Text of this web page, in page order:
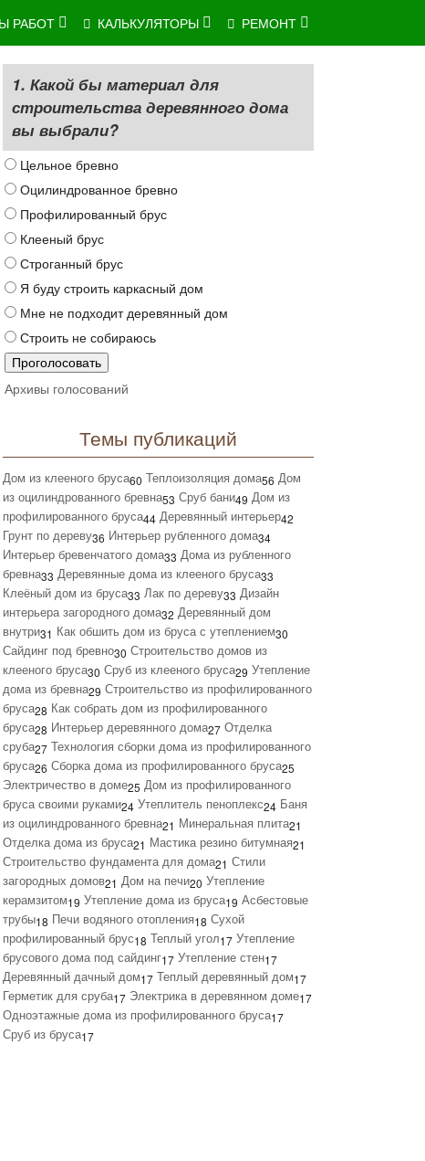
РАБОТ КАЛЬКУЛЯТОРЫ РЕМОНТ
1. Какой бы материал для
строительства деревянного дома
вы выбрали?
Цельное бревно
Оцилиндрованное бревно
Профилированный брус
Клееный брус
Строганный брус
Я буду строить каркасный дом
Мне не подходит деревянный дом
Строить не собираюсь
Архивы голосований
Темы публикаций
Дом из клееного бруса60 Теплоизоляция дома56 Дом
из оцилиндрованного бревна53 Сруб бани49 Дом из
профилированного бруса44 Деревянный интерьер42
Грунт по дереву36 Интерьер рубленного дома34
Интерьер бревенчатого дома33 Дома из рубленного
бревна33 Деревянные дома из клееного бруса33
Клеёный дом из бруса33 Лак по дереву33 Дизайн
интерьера загородного дома32 Деревянный дом
внутри31 Как обшить дом из бруса с утеплением30
Сайдинг под бревно30 Строительство домов из
клееного бруса30 Сруб из клееного бруса29 Утепление
дома из бревна29 Строительство из профилированного
бруса28 Как собрать дом из профилированного
бруса28 Интерьер деревянного дома27 Отделка
сруба27 Технология сборки дома из профилированного
бруса26 Сборка дома из профилированного бруса25
Электричество в доме25 Дом из профилированного
бруса своими руками24 Утеплитель пеноплекс24 Баня
из оцилиндрованного бревна21 Минеральная плита21
Отделка дома из бруса21 Мастика резино битумная21
Строительство фундамента для дома21 Стили
загородных домов21 Дом на печи20 Утепление
керамзитом19 Утепление дома из бруса19 Асбестовые
трубы18 Печи водяного отопления18 Сухой
профилированный брус18 Теплый угол17 Утепление
брусового дома под сайдинг17 Утепление стен17
Деревянный дачный дом17 Теплый деревянный дом17
Герметик для сруба17 Электрика в деревянном доме17
Одноэтажные дома из профилированного бруса17
Сруб из бруса17